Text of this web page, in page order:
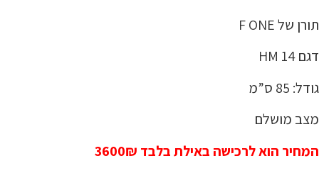
תורן של F ONE
דגם HM 14
גודל: 85 ס”מ
מצב מושלם
המחיר הוא לרכישה באילת בלבד 3600₪